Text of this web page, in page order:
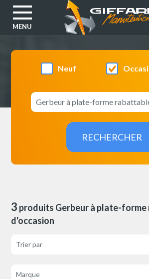
MENU
Neuf
3 produits Gerbeur à plate-
d'occasion